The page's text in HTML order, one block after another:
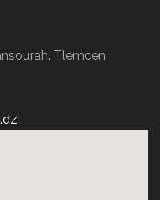
Tlemcen